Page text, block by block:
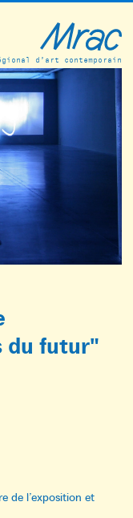
d’art contemporain
du futur"
de l’exposition et